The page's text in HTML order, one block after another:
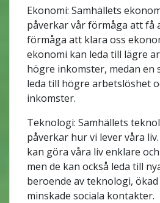
Ekonomi: Samhällets
påverkar vår förmåga att få
förmåga att klara oss
ekonomi kan leda till lägre
högre inkomster, medan en
leda till högre arbetslöshet
inkomster.
Teknologi: Samhällets
påverkar hur vi lever våra
kan göra våra liv enklare
men de kan också leda till
beroende av teknologi,
minskade sociala kontakter.